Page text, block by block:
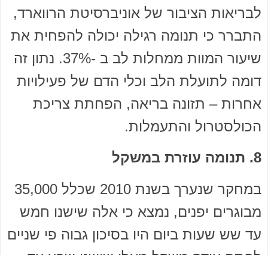
לבריאות הציבור של אוניברסיטת הרווארד,
התברר כי תנומה רגילה יכולה להפחית את
שיעור המוות ממחלות לב ב -37%. נתון זה
דומה לתועלת הלב וכלי הדם של פעילויות
אחרות – תזונה בריאה, הפחתת צריכת
הכולסטרול והתעמלות.
8. תנומה עוזרת במשקל
במחקר שנערך בשנת 2010 שכלל 35,000
מבוגרים יפנים, נמצא כי אלה שישנו חמש
עד שש שעות ביום היו בסיכון גבוה פי שניים